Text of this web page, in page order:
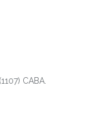
CABA.